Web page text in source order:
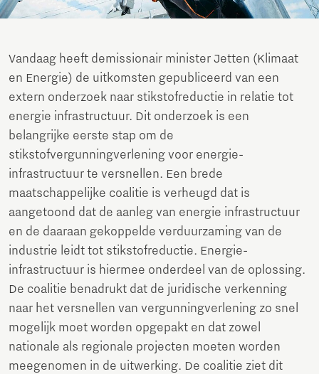
Vandaag heeft demissionair minister Jetten (Klimaat
en Energie) de uitkomsten gepubliceerd van een
extern onderzoek naar stikstofreductie in relatie tot
energie infrastructuur. Dit onderzoek is een
belangrijke eerste stap om de
stikstofvergunningverlening voor energie-
infrastructuur te versnellen. Een brede
maatschappelijke coalitie is verheugd dat is
aangetoond dat de aanleg van energie infrastructuur
en de daaraan gekoppelde verduurzaming van de
industrie leidt tot stikstofreductie. Energie-
infrastructuur is hiermee onderdeel van de oplossing.
De coalitie benadrukt dat de juridische verkenning
naar het versnellen van vergunningverlening zo snel
mogelijk moet worden opgepakt en dat zowel
nationale als regionale projecten moeten worden
meegenomen in de uitwerking. De coalitie ziet dit